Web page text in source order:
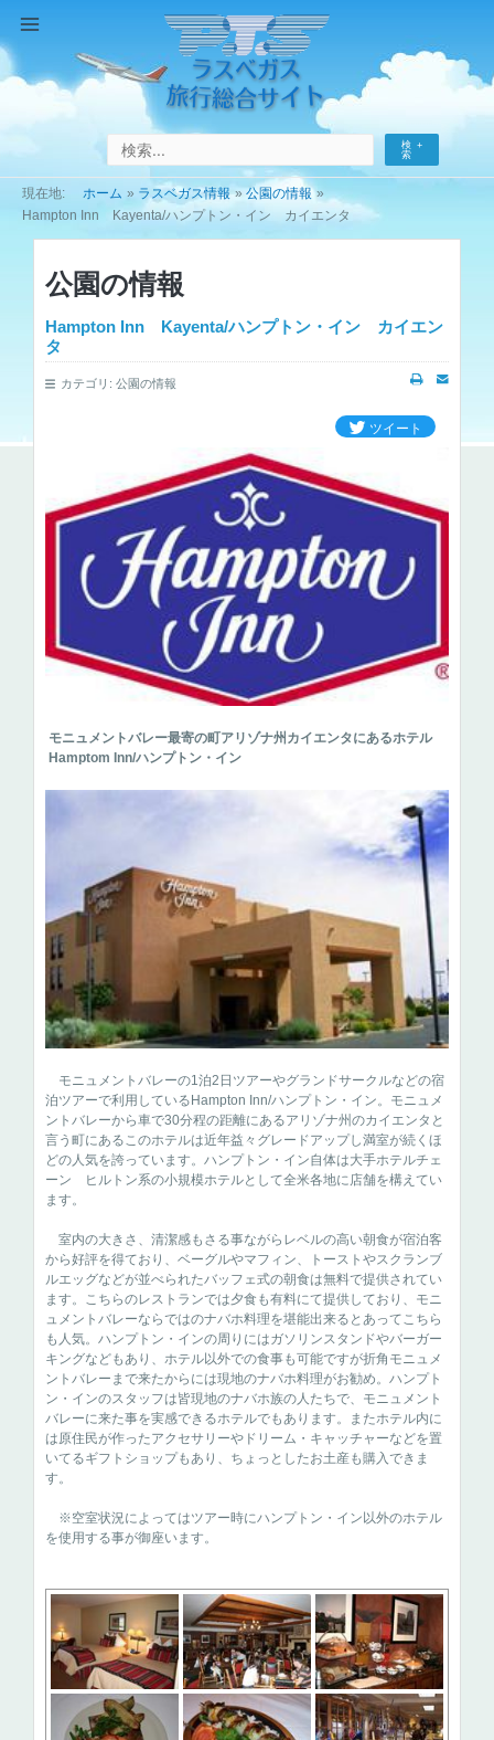
テ
ン
キ
Menu
検
索
ホーム ラスベガス情報
公園の情報
Hampton Inn Kayenta/ハンプトン・イン カイエンタ
公園の情報
Hampton Inn Kayenta/ハンプトン・イン カイエン
タ
カテゴリ: 公園の情報
モニュメントバレー最寄の町アリゾナ州カイエンタにあるホテル
Hamptom Inn/ハンプトン・イン
モニュメントバレーの1泊2日ツアーやグランドサークルなどの宿
泊ツアーで利用しているHampton Inn/ハンプトン・イン。モニュメ
ントバレーから車で30分程の距離にあるアリゾナ州のカイエンタと
言う町にあるこのホテルは近年益々グレードアップし満室が続くほ
どの人気を誇っています。ハンプトン・イン自体は大手ホテルチェ
ーン ヒルトン系の小規模ホテルとして全米各地に店舗を構えてい
ます。
室内の大きさ、清潔感もさる事ながらレベルの高い朝食が宿泊客
から好評を得ており、ベーグルやマフィン、トーストやスクランブ
ルエッグなどが並べられたバッフェ式の朝食は無料で提供されてい
ます。こちらのレストランでは夕食も有料にて提供しており、モニ
ュメントバレーならではのナバホ料理を堪能出来るとあってこちら
も人気。ハンプトン・インの周りにはガソリンスタンドやバーガー
キングなどもあり、ホテル以外での食事も可能ですが折角モニュメ
ントバレーまで来たからには現地のナバホ料理がお勧め。ハンプト
ン・インのスタッフは皆現地のナバホ族の人たちで、モニュメント
バレーに来た事を実感できるホテルでもあります。またホテル内に
は原住民が作ったアクセサリーやドリーム・キャッチャーなどを置
いてるギフトショップもあり、ちょっとしたお土産も購入できま
す。
※空室状況によってはツアー時にハンプトン・イン以外のホテル
を使用する事が御座います。
ツイート